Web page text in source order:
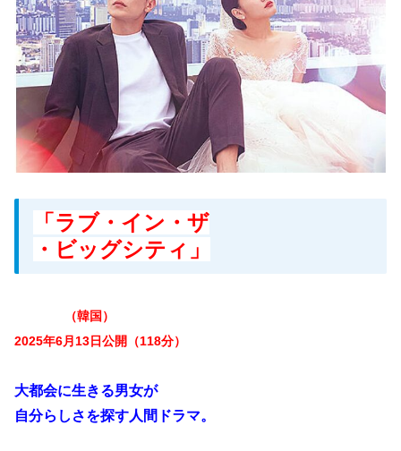
「ラブ・イン・ザ
・ビッグシティ」
（韓国）
2025年6月13日公開（118分）
大都会に生きる男女が
自分らしさを探す人間ドラマ。